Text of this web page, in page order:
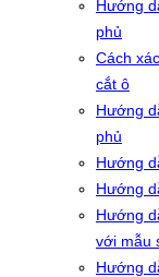
Hướng
phủ
Cách
cắt ô
Hướng
phủ
Hướng
Hướng
Hướng
với mẫu
Hướng